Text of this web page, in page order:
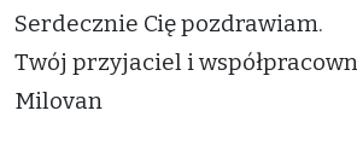
Serdecznie Cię pozdrawiam.
Twój przyjaciel i
Milovan